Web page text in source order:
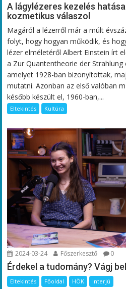
A lágylézeres kezelés
kozmetikus válaszol
Magáról a lézerről már a múlt
folyt, hogy hogyan működik, és
lézer elméletéről Albert Einstein írt
a Zur Quantentheorie der
amelyet 1928-ban bizonyítottak,
mutatni. Azonban az első valóban
később készült el, 1960-ban,...
Eltekintés Kultúra
2024-03-24 Főszerkesztő 0
Érdekel a tudomány? Vágj
Eltekintés Főoldal HÖK Interjú